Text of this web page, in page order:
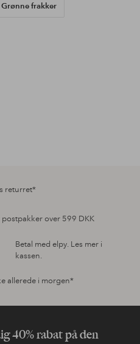
Grønne frakker
returret*
over 599 DKK
Betal med elpy. Les mer i
kassen.
allerede i morgen*
40% rabat på den